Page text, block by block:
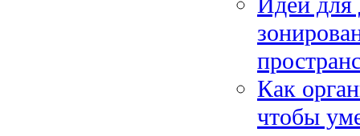
Как
чтобы